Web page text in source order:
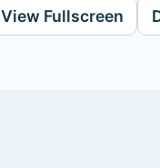
View Fullscreen